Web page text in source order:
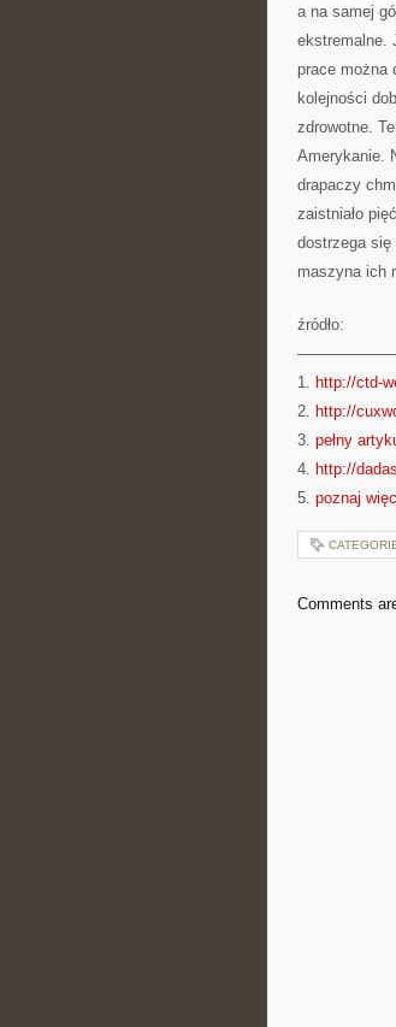
a na samej
ekstremalne.
prace można
kolejności
zdrowotne.
Amerykanie.
drapaczy
zaistniało
dostrzega
maszyna ich
źródło:
1. http://ctd-
2. http://
3. pełny
4. http://
5. poznaj
Comments